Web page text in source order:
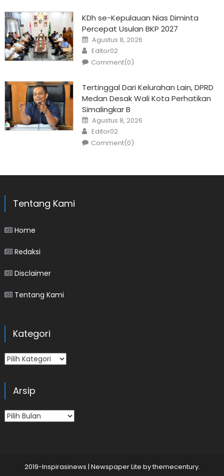
KDh se-Kepulauan Nias Diminta
Percepat Usulan BKP 2027
Posted
on
Agustus 8, 2026
Author
Editor02
Comment(0)
Tertinggal Dari Kelurahan Lain, DPRD
Medan Desak Wali Kota Perhatikan
Simalingkar B
Posted
on
Agustus 8, 2026
Author
Editor02
Comment(0)
Tentang Kami
Home
Redaksi
Disclaimer
Tentang Kami
Kategori
Kategori
Arsip
Arsip
2019-Inspirasinews | Newspaper Lite bythemecentury.